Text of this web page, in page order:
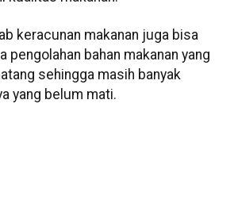
keracunan makanan juga bisa
pengolahan bahan makanan yang
sehingga masih banyak
yang belum mati.